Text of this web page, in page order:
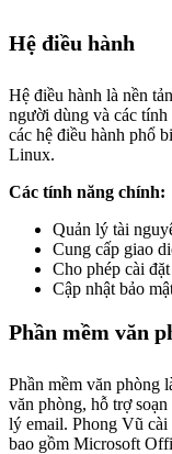
Hệ điều hành
Hệ điều hành là nền
người dùng và các
các hệ điều hành phổ
Linux.
Các tính năng chính:
Quản lý tài
Cung cấp giao
Cho phép cài
Cập nhật bảo
Phần mềm văn
Phần mềm văn phòng
văn phòng, hỗ trợ
lý email. Phong Vũ cài
bao gồm Microsoft